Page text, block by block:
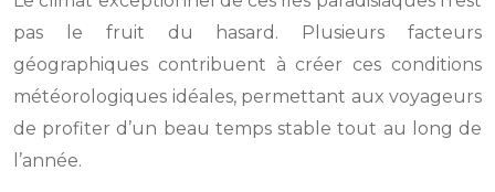
pas le fruit du hasard. Plusieurs facteurs
géographiques contribuent à créer ces conditions
météorologiques idéales, permettant aux voyageurs
de profiter d’un beau temps stable tout au long de
l’année.